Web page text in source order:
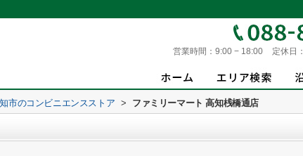
営業時間： 9:00 − 18:00 定休日：
市のコンビニエンスストア > ファミリーマート 高知桟橋通店